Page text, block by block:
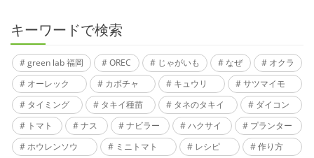
キーワードで検索
green lab 福岡 OREC じゃがいも なぜ
オクラ
オーレック
カボチャ キュウリ
サツマイモ
タイミング
タキイ種苗 タネのタキイ
ダイコン
トマト
ナス ナビラー ハクサイ
プランター
ホウレンソウ
ミニトマト レシピ
作り方